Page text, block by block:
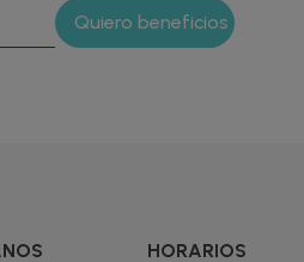
HORARIOS